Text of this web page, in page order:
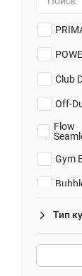
M/L
Club
Off-
Flow
Gym
Тип